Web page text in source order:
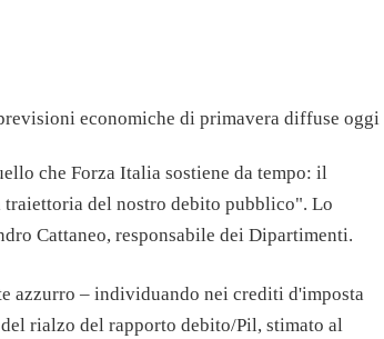
economiche di primavera diffuse oggi
che Forza Italia sostiene da tempo: il
traiettoria del nostro debito pubblico". Lo
Cattaneo, responsabile dei Dipartimenti.
azzurro – individuando nei crediti d'imposta
rialzo del rapporto debito/Pil, stimato al